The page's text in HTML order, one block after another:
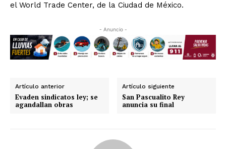
el World Trade Center, de la Ciudad de México.
- Anuncio -
Artículo anterior
Evaden sindicatos ley; se
agandallan obras
Artículo siguiente
San Pascualito Rey
anuncia su final